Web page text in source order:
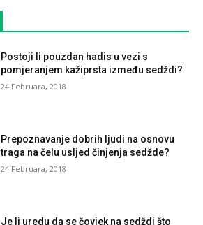
Postoji li pouzdan hadis u vezi s
pomjeranjem kažiprsta između sedždi?
24 Februara, 2018
Prepoznavanje dobrih ljudi na osnovu
traga na čelu usljed činjenja sedžde?
24 Februara, 2018
Je li uredu da se čovjek na sedždi što